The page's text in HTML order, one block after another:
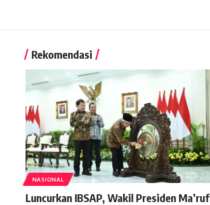
Rekomendasi
NASIONAL
Luncurkan IBSAP, Wakil Presiden Ma’ruf